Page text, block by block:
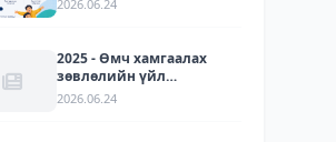
2026.06.24
2025 - Өмч хамгаалах
зөвлөлийн үйл
ажиллагаа
2026.06.24